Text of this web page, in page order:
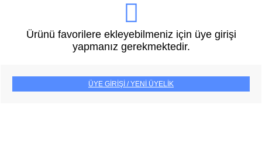
Ürünü favorilere ekleyebilmeniz için üye girişi
yapmanız gerekmektedir.
ÜYE GİRİŞİ / YENİ ÜYELİK